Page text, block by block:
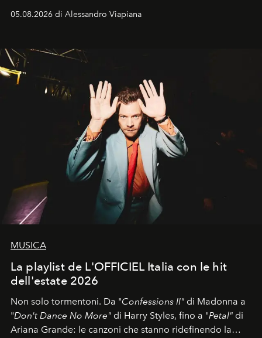
05.08.2026 di Alessandro Viapiana
MUSICA
La playlist de L'OFFICIEL Italia con le hit
dell'estate 2026
Non solo tormentoni. Da "Confessions II" di Madonna a
"Don't Dance No More" di Harry Styles, fino a "Petal" di
Ariana Grande: le canzoni che stanno ridefinendo la